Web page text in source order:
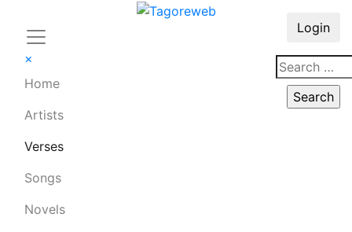
×
Home
Artists
Verses
Songs
Novels
Login